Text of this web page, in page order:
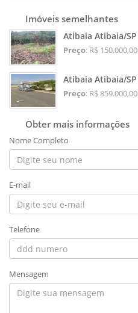
Imóveis semelhantes
Atibaia Atibaia/SP
Preço: R$ 150.000,00
Atibaia Atibaia/SP
Preço: R$ 859.000,00
Obter mais informações
Nome Completo
E-mail
Telefone
Mensagem